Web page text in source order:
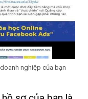
nghiệp của bạn